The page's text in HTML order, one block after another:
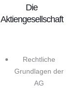
Die
Aktiengesellschaft
Rechtliche
Grundlagen der
AG